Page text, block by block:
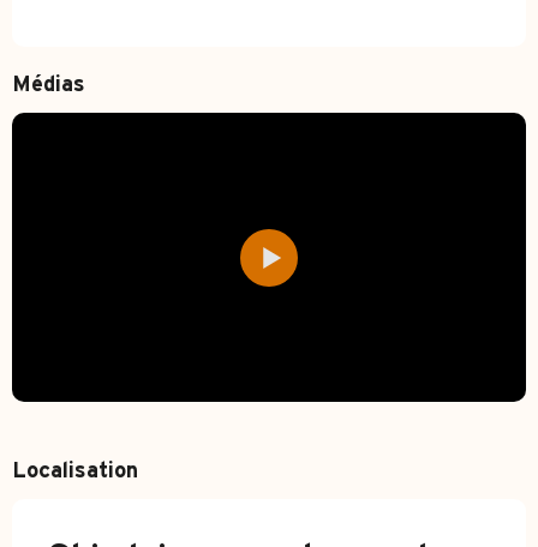
Médias
Localisation